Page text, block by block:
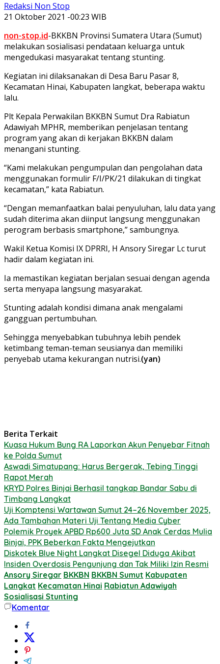
Redaksi Non Stop
21 Oktober 2021 -00:23 WIB
non-stop.id-BKKBN Provinsi Sumatera Utara (Sumut)
melakukan sosialisasi pendataan keluarga untuk
mengedukasi masyarakat tentang stunting.
Kegiatan ini dilaksanakan di Desa Baru Pasar 8,
Kecamatan Hinai, Kabupaten langkat, beberapa waktu
lalu.
Plt Kepala Perwakilan BKKBN Sumut Dra Rabiatun
Adawiyah MPHR, memberikan penjelasan tentang
program yang akan di kerjakan BKKBN dalam
menangani stunting.
“Kami melakukan pengumpulan dan pengolahan data
menggunakan formulir F/I/PK/21 dilakukan di tingkat
kecamatan,” kata Rabiatun.
“Dengan memanfaatkan balai penyuluhan, lalu data yang
sudah diterima akan diinput langsung menggunakan
perogram berbasis smartphone,” sambungnya.
Wakil Ketua Komisi IX DPRRI, H Ansory Siregar Lc turut
hadir dalam kegiatan ini.
Ia memastikan kegiatan berjalan sesuai dengan agenda
serta menyapa langsung masyarakat.
Stunting adalah kondisi dimana anak mengalami
gangguan pertumbuhan.
Sehingga menyebabkan tubuhnya lebih pendek
ketimbang teman-teman seusianya dan memiliki
penyebab utama kekurangan nutrisi.(yan)
Berita Terkait
Kuasa Hukum Bung RA Laporkan Akun Penyebar Fitnah
ke Polda Sumut
Aswadi Simatupang: Harus Bergerak, Tebing Tinggi
Rapot Merah
KRYD Polres Binjai Berhasil tangkap Bandar Sabu di
Timbang Langkat
Uji Komptensi Wartawan Sumut 24–26 November 2025,
Ada Tambahan Materi Uji Tentang Media Cyber
Polemik Proyek APBD Rp600 Juta SD Anak Cerdas Mulia
Binjai, PPK Beberkan Fakta Mengejutkan
Diskotek Blue Night Langkat Disegel Diduga Akibat
Insiden Overdosis Pengunjung dan Tak Miliki Izin Resmi
Ansory Siregar BKKBN BKKBN Sumut Kabupaten
Langkat Kecamatan Hinai Rabiatun Adawiyah
Sosialisasi Stunting
Komentar